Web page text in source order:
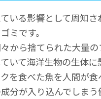
いる影響として周知さ
ミです。
から捨てられた大量
いて海洋生物の生体に
を食べた魚を人間が食
分が入り込んでしまう